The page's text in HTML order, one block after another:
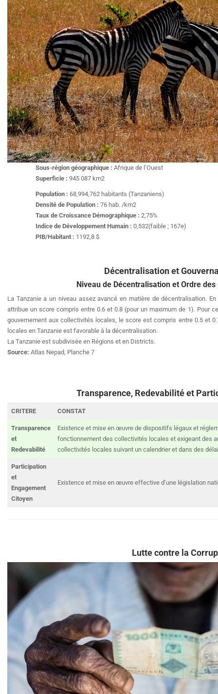
Sous-région géographique : Afrique de l’Ouest
Superficie : 945 087 km2
Population : 68,994,762 habitants (Tanzaniens)
Densité de Population : 76 hab. /km2
Taux de Croissance Démographique : 2,75%
Indice de Développement Humain : 0,532(faible ; 167e)
PIB/Habitant : 1192,8 $
Décentralisation et
Niveau de Décentralisation et Ordre
La Tanzanie a un niveau assez avancé en matière de décentralisation.
attribue un score compris entre 0.6 et 0.8 (pour un maximum de 1). Pour
gouvernement aux collectivités locales, le score est compris entre 0.5 et
locales en Tanzanie est favorable à la décentralisation.
La Tanzanie est subdivisée en Régions et en Districts.
Source: Atlas Nepad, Planche 7
Transparence, Redevabilité et
CRITERE CONSTAT
Transparence
et
Redevabilité
Existence et mise en œuvre de dispositifs légaux et
fonctionnement des collectivités locales et exigeant des
collectivités locales suivant un calendrier et dans des
Participation
et
Engagement
Citoyen
Existence et mise en œuvre effective d’une législation
Lutte contre la